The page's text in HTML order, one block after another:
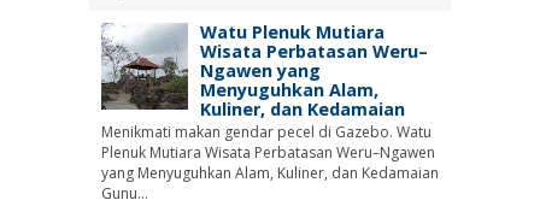
Watu Plenuk Mutiara
Wisata Perbatasan Weru–
Ngawen yang
Menyuguhkan Alam,
Kuliner, dan Kedamaian
Menikmati makan gendar pecel di Gazebo. Watu
Plenuk Mutiara Wisata Perbatasan Weru–Ngawen
yang Menyuguhkan Alam, Kuliner, dan Kedamaian
Gunu...